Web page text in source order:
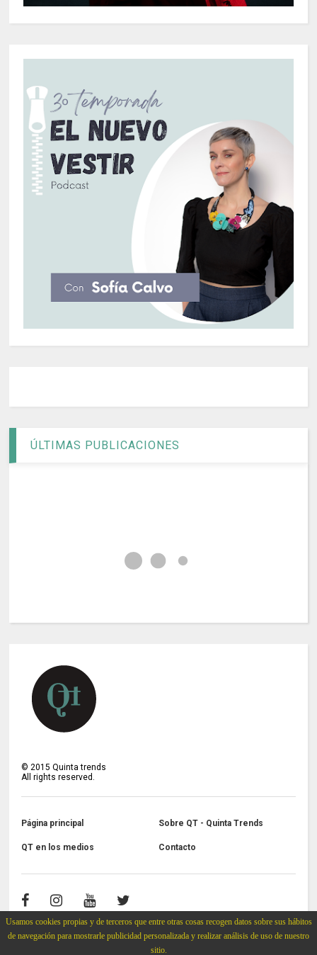
Usamos cookies propias y de terceros que entre otras cosas recogen datos sobre sus hábitos
de navegación para mostrarle publicidad personalizada y realizar análisis de uso de nuestro
sitio.
ÚLTIMAS PUBLICACIONES
©2015 Quinta trends
All rights reserved.
Página principal Sobre QT - Quinta Trends
QT en los medios Contacto